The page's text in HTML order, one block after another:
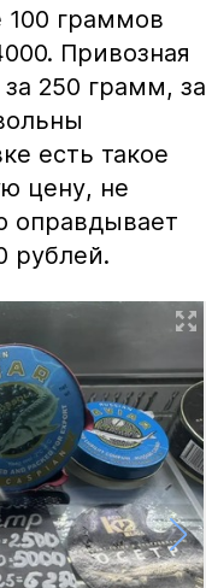
100 граммов
Привозная
250 грамм, за
есть такое
цену, не
оправдывает
рублей.